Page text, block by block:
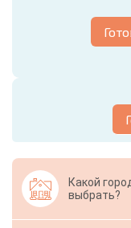
Какой
выбрать?